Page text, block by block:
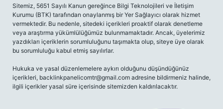
Sitemiz, 5651 Sayılı Kanun gereğince Bilgi Teknolojileri ve İletişim
Kurumu (BTK) tarafından onaylanmış bir Yer Sağlayıcı olarak hizmet
vermektedir. Bu nedenle, sitedeki içerikleri proaktif olarak denetleme
veya araştırma yükümlülüğümüz bulunmamaktadır. Ancak, üyelerimiz
yazdıkları içeriklerin sorumluluğunu taşımakta olup, siteye üye olarak
bu sorumluluğu kabul etmiş sayılırlar.
Hukuka ve yasal düzenlemelere aykırı olduğunu düşündüğünüz
içerikleri, backlinkpanelicomtr@gmail.com adresine bildirmeniz halinde,
ilgili içerikler yasal süre içerisinde sitemizden kaldırılacaktır.